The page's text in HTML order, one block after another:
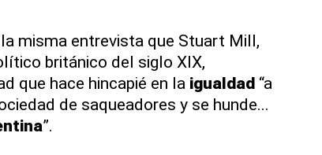
misma entrevista que Stuart Mill,
británico del siglo XIX,
que hace hincapié en la igualdad“a
de saqueadores y se hunde...
”.